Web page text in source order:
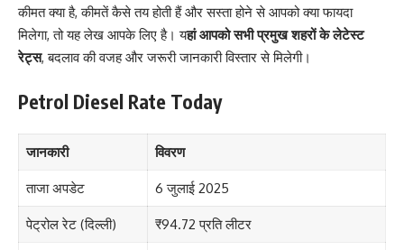
कीमत क्या है, कीमतें कैसे तय होती हैं और सस्ता होने से आपको क्या फायदा
मिलेगा, तो यह लेख आपके लिए है। यहां आपको सभी प्रमुख शहरों के लेटेस्ट
रेट्स, बदलाव की वजह और जरूरी जानकारी विस्तार से मिलेगी।
Petrol Diesel Rate Today
जानकारी विवरण
ताजा अपडेट 6 जुलाई 2025
पेट्रोल रेट (दिल्ली) ₹94.72 प्रति लीटर